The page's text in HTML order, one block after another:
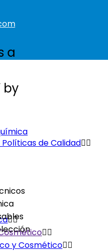
de Calidad
y Cosmético
a
by